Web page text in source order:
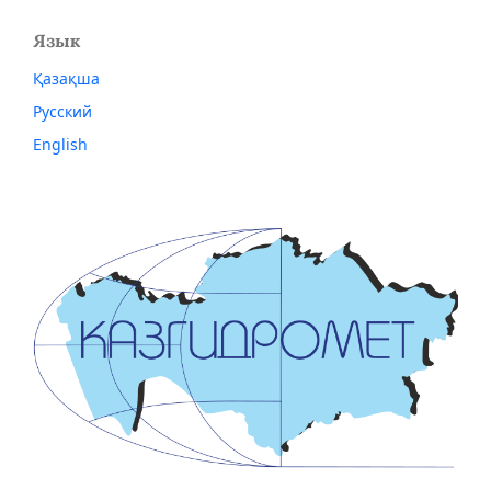
Язык
Қазақша
Русский
English